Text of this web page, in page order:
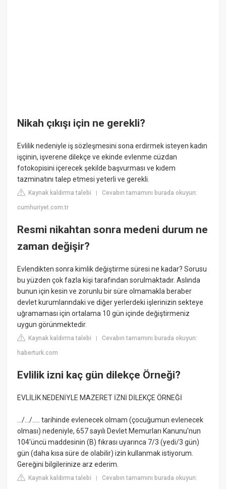
Nikah çıkışı için ne gerekli?
Evlilik nedeniyle iş sözleşmesini sona erdirmek isteyen kadın
işçinin, işverene dilekçe ve ekinde evlenme cüzdan
fotokopisini içerecek şekilde başvurması ve kıdem
tazminatını talep etmesi yeterli ve gerekli.
Kaynak kaldırma talebi |Cevabın tamamını burada okuyun:
cumhuriyet.com.tr
Resmi nikahtan sonra medeni durum ne
zaman değişir?
Evlendikten sonra kimlik değiştirme süresi ne kadar? Sorusu
bu yüzden çok fazla kişi tarafından sorulmaktadır. Aslında
bunun için kesin ve zorunlu bir süre olmamakla beraber
devlet kurumlarındaki ve diğer yerlerdeki işlerinizin sekteye
uğramaması için ortalama 10 gün içinde değiştirmeniz
uygun görünmektedir.
Kaynak kaldırma talebi |Cevabın tamamını burada okuyun:
haberturk.com
Evlilik izni kaç gün dilekçe Örneği?
EVLİLİK NEDENİYLE MAZERET İZNİ DİLEKÇE ÖRNEĞİ
.../.../..... tarihinde evlenecek olmam (çocuğumun evlenecek
olması) nedeniyle, 657 sayılı Devlet Memurları Kanunu'nun
104'üncü maddesinin (B) fıkrası uyarınca 7/3 (yedi/3 gün)
gün (daha kısa süre de olabilir) izin kullanmak istiyorum.
Gereğini bilgilerinize arz ederim.
Kaynak kaldırma talebi |Cevabın tamamını burada okuyun: